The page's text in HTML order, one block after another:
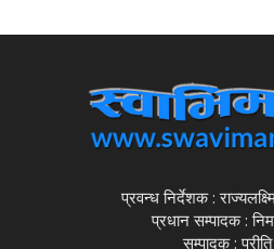
प्रवन्ध निर्देशक :
प्रधान सम्पादक :
सम्पादक :